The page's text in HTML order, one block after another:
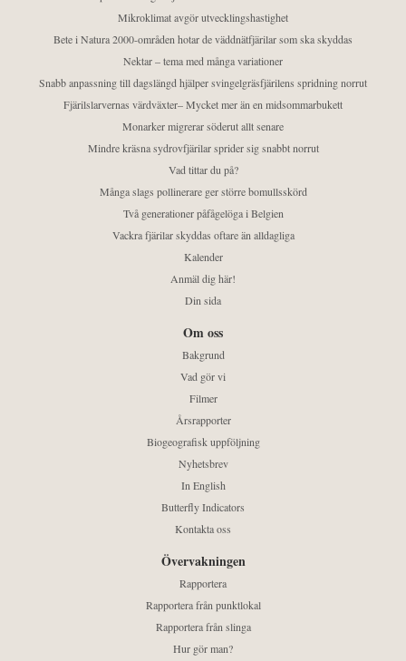
Mikroklimat avgör utvecklingshastighet
Bete i Natura 2000-områden hotar de väddnätfjärilar som ska skyddas
Nektar – tema med många variationer
Snabb anpassning till dagslängd hjälper svingelgräsfjärilens spridning norrut
Fjärilslarvernas värdväxter– Mycket mer än en midsommarbukett
Monarker migrerar söderut allt senare
Mindre kräsna sydrovfjärilar sprider sig snabbt norrut
Vad tittar du på?
Många slags pollinerare ger större bomullsskörd
Två generationer påfågelöga i Belgien
Vackra fjärilar skyddas oftare än alldagliga
Kalender
Anmäl dig här!
Din sida
Om oss
Bakgrund
Vad gör vi
Filmer
Årsrapporter
Biogeografisk uppföljning
Nyhetsbrev
In English
Butterfly Indicators
Kontakta oss
Övervakningen
Rapportera
Rapportera från punktlokal
Rapportera från slinga
Hur gör man?